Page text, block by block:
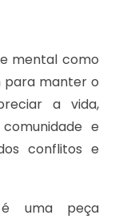
mental como
para manter o
a vida,
e
conflitos e
é uma peça